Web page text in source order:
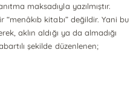
maksadıyla yazılmıştır.
kitabı” değildir. Yani bu
aklın aldığı ya da almadığı
şekilde düzenlenen;